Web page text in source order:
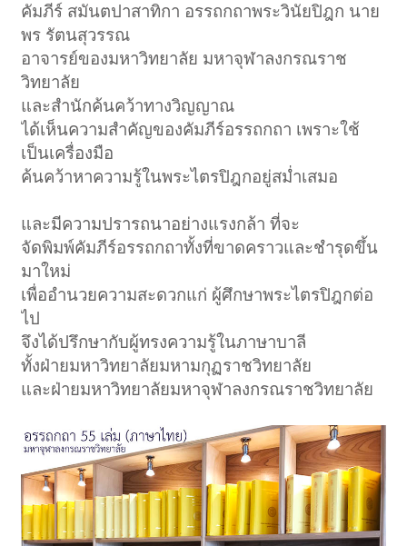
คัมภีร์ สมันตปาสาทิกา อรรถกถาพระวินัยปิฎก นาย
พร รัตนสุวรรณ
อาจารย์ของมหาวิทยาลัย มหาจุฬาลงกรณราช
วิทยาลัย
และสำนักค้นคว้าทางวิญญาณ
ได้เห็นความสำคัญของคัมภีร์อรรถกถา เพราะใช้
เป็นเครื่องมือ
ค้นคว้าหาความรู้ในพระไตรปิฎกอยู่สม่ำเสมอ
และมีความปรารถนาอย่างแรงกล้า ที่จะ
จัดพิมพ์คัมภีร์อรรถกถาทั้งที่ขาดคราวและชำรุดขึ้น
มาใหม่
เพื่ออำนวยความสะดวกแก่ ผู้ศึกษาพระไตรปิฎกต่อ
ไป
จึงได้ปรึกษากับผู้ทรงความรู้ในภาษาบาลี
ทั้งฝ่ายมหาวิทยาลัยมหามกุฏราชวิทยาลัย
และฝ่ายมหาวิทยาลัยมหาจุฬาลงกรณราชวิทยาลัย